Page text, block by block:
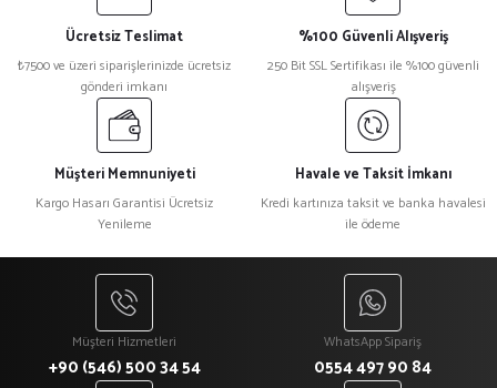
₺ 47
%15
Kristal Plaket Ekt-165a
₺ 918
Ücretsiz Teslimat
₺7500 ve üzeri siparişlerinizde ücretsiz
gönderi imkanı
%100 Güvenli Alışveriş
250 Bit SSL Sertifikası ile %100 güvenli
alışveriş
Müşteri Memnuniyeti
Kargo Hasarı Garantisi Ücretsiz
Yenileme
Havale ve Taksit İmkanı
Kredi kartınıza taksit ve banka havalesi
ile ödeme
Müşteri Hizmetleri
+90 (546) 500 34 54
WhatsApp Sipariş
0554 497 90 84